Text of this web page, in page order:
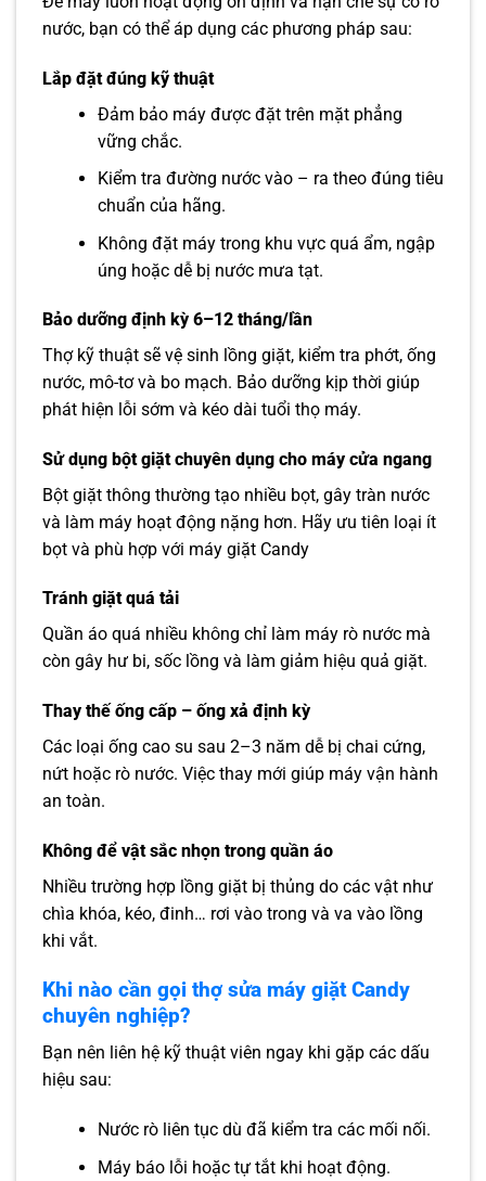
nước, bạn có thể áp dụng các phương pháp sau:
Lắp đặt đúng kỹ thuật
Đảm bảo máy được đặt trên mặt phẳng
vững chắc.
Kiểm tra đường nước vào – ra theo đúng tiêu
chuẩn của hãng.
Không đặt máy trong khu vực quá ẩm, ngập
úng hoặc dễ bị nước mưa tạt.
Bảo dưỡng định kỳ 6–12 tháng/lần
Thợ kỹ thuật sẽ vệ sinh lồng giặt, kiểm tra phớt, ống
nước, mô-tơ và bo mạch. Bảo dưỡng kịp thời giúp
phát hiện lỗi sớm và kéo dài tuổi thọ máy.
Sử dụng bột giặt chuyên dụng cho máy cửa ngang
Bột giặt thông thường tạo nhiều bọt, gây tràn nước
và làm máy hoạt động nặng hơn. Hãy ưu tiên loại ít
bọt và phù hợp với máy giặt Candy
Tránh giặt quá tải
Quần áo quá nhiều không chỉ làm máy rò nước mà
còn gây hư bi, sốc lồng và làm giảm hiệu quả giặt.
Thay thế ống cấp – ống xả định kỳ
Các loại ống cao su sau 2–3 năm dễ bị chai cứng,
nứt hoặc rò nước. Việc thay mới giúp máy vận hành
an toàn.
Không để vật sắc nhọn trong quần áo
Nhiều trường hợp lồng giặt bị thủng do các vật như
chìa khóa, kéo, đinh… rơi vào trong và va vào lồng
khi vắt.
Khi nào cần gọi thợ sửa máy giặt Candy
chuyên nghiệp?
Bạn nên liên hệ kỹ thuật viên ngay khi gặp các dấu
hiệu sau:
Nước rò liên tục dù đã kiểm tra các mối nối.
Máy báo lỗi hoặc tự tắt khi hoạt động.